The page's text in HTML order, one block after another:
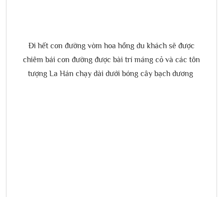
Đi hết con đường vòm hoa hồng du khách sẽ được
chiêm bái con đường được bài trí máng cỏ và các tôn
tượng La Hán chạy dài dưới bóng cây bạch dương